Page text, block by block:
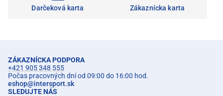
Darčeková karta Zákaznícka karta
ZÁKAZNÍCKA PODPORA
+421 905 348 555
Počas pracovných dní od 09:00 do 16:00 hod.
eshop@intersport.sk
SLEDUJTE NÁS